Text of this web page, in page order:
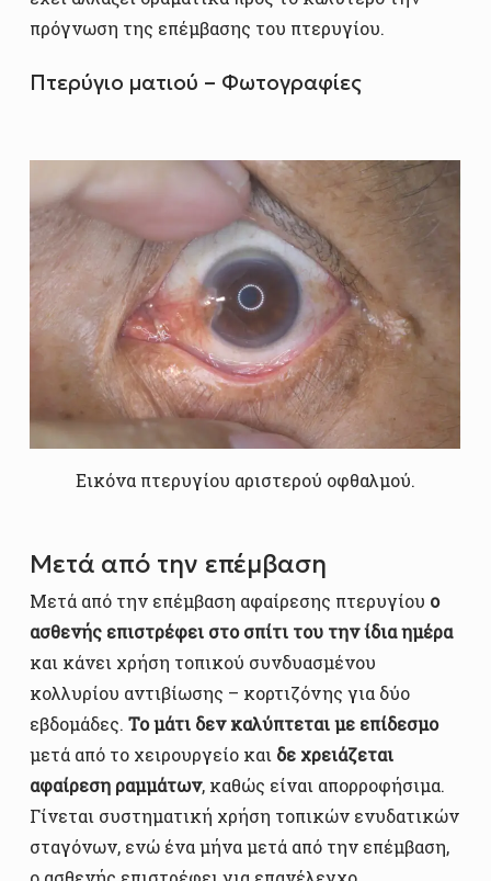
πρόγνωση της επέμβασης του πτερυγίου.
Πτερύγιο ματιού – Φωτογραφίες
Εικόνα πτερυγίου αριστερού οφθαλμού.
Μετά από την επέμβαση
Μετά από την επέμβαση αφαίρεσης πτερυγίου ο
ασθενής επιστρέφει στο σπίτι του την ίδια ημέρα
και κάνει χρήση τοπικού συνδυασμένου
κολλυρίου αντιβίωσης – κορτιζόνης για δύο
εβδομάδες. Το μάτι δεν καλύπτεται με επίδεσμο
μετά από το χειρουργείο και δε χρειάζεται
αφαίρεση ραμμάτων, καθώς είναι απορροφήσιμα.
Γίνεται συστηματική χρήση τοπικών ενυδατικών
σταγόνων, ενώ ένα μήνα μετά από την επέμβαση,